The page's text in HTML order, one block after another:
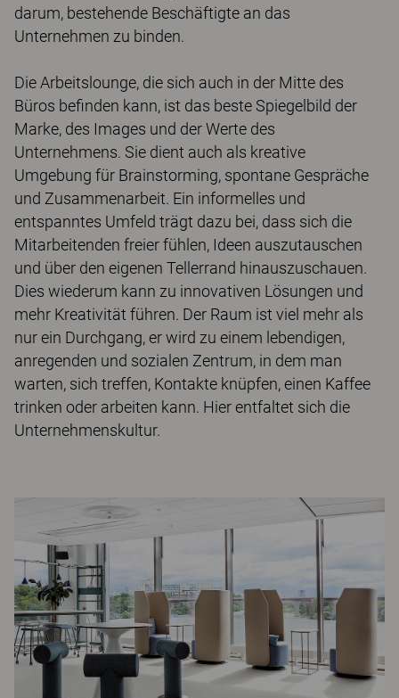
darum, bestehende Beschäftigte an das
Unternehmen zu binden.
Die Arbeitslounge, die sich auch in der Mitte des
Büros befinden kann, ist das beste Spiegelbild der
Marke, des Images und der Werte des
Unternehmens. Sie dient auch als kreative
Umgebung für Brainstorming, spontane Gespräche
und Zusammenarbeit. Ein informelles und
entspanntes Umfeld trägt dazu bei, dass sich die
Mitarbeitenden freier fühlen, Ideen auszutauschen
und über den eigenen Tellerrand hinauszuschauen.
Dies wiederum kann zu innovativen Lösungen und
mehr Kreativität führen. Der Raum ist viel mehr als
nur ein Durchgang, er wird zu einem lebendigen,
anregenden und sozialen Zentrum, in dem man
warten, sich treffen, Kontakte knüpfen, einen Kaffee
trinken oder arbeiten kann. Hier entfaltet sich die
Unternehmenskultur.